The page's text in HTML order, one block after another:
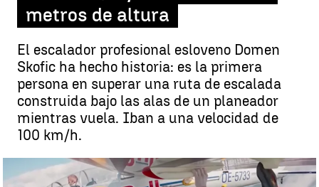
metros de altura
El escalador profesional esloveno Domen
Skofic ha hecho historia: es la primera
persona en superar una ruta de escalada
construida bajo las alas de un planeador
mientras vuela. Iban a una velocidad de
100 km/h.
Escala un avión en pleno vuelo a 100k/h y a más de 2.500 metros
de altura